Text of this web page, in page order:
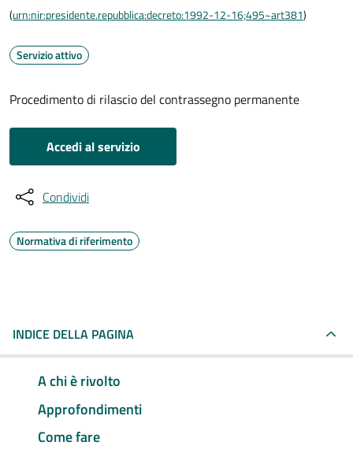
(urn:nir:presidente.repubblica:decreto:1992-12-16;495~art381)
Servizio attivo
Procedimento di rilascio del contrassegno permanente
Accedi al servizio
Condividi
Normativa di riferimento
INDICE DELLA PAGINA
A chi è rivolto
Approfondimenti
Come fare